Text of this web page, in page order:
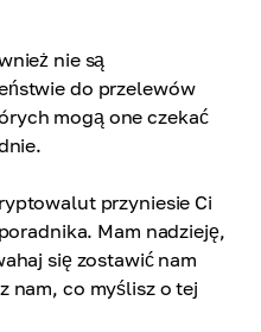
nie są
do przelewów
mogą one czekać
przyniesie Ci
Mam nadzieję,
się zostawić nam
nam, co myślisz o tej